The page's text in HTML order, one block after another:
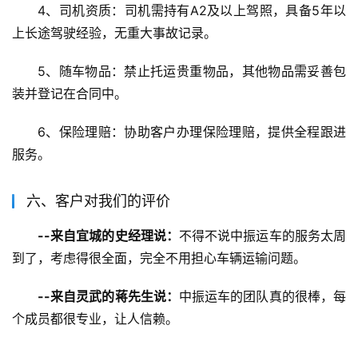
4、司机资质：司机需持有A2及以上驾照，具备5年以
上长途驾驶经验，无重大事故记录。
5、随车物品：禁止托运贵重物品，其他物品需妥善包
装并登记在合同中。
6、保险理赔：协助客户办理保险理赔，提供全程跟进
服务。
六、客户对我们的评价
--来自宜城的史经理说： 不得不说中振运车的服务太周
到了，考虑得很全面，完全不用担心车辆运输问题。
--来自灵武的蒋先生说： 中振运车的团队真的很棒，每
个成员都很专业，让人信赖。